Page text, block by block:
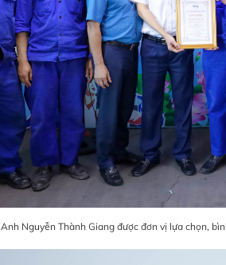
Anh Nguyễn Thành Giang được đơn vị lựa chọn,